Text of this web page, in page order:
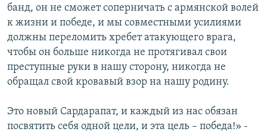
банд, он не сможет соперничать с армянской волей
к жизни и победе, и мы совместными усилиями
должны переломить хребет атакующего врага,
чтобы он больше никогда не протягивал свои
преступные руки в нашу сторону, никогда не
обращал свой кровавый взор на нашу родину.
Это новый Сардарапат, и каждый из нас обязан
посвятить себя одной цели, и эта цель – победа!» -